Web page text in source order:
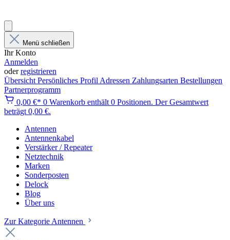
Menü schließen
Ihr Konto
Anmelden
oderregistrieren
Übersicht Persönliches Profil Adressen Zahlungsarten Bestellungen
Partnerprogramm
0,00 €* 0 Warenkorb enthält 0 Positionen. Der Gesamtwert
beträgt 0,00 €.
Antennen
Antennenkabel
Verstärker / Repeater
Netztechnik
Marken
Sonderposten
Delock
Blog
Über uns
Zur Kategorie Antennen